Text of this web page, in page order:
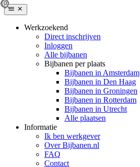
Werkzoekend
Direct inschrijven
Inloggen
Alle bijbanen
Bijbanen per plaats
Bijbanen in Amsterdam
Bijbanen in Den Haag
Bijbanen in Groningen
Bijbanen in Rotterdam
Bijbanen in Utrecht
Alle plaatsen
Informatie
Ik ben werkgever
Over Bijbanen.nl
FAQ
Contact